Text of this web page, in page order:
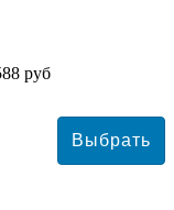
руб